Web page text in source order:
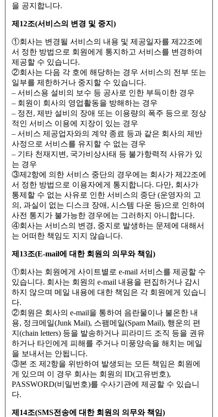
을 공지합니다.
제12조(서비스의 변경 및 중지)
①회사는 변경될 서비스의 내용 및 제공일자를 제22조에
서 정한 방법으로 회원에게 통지하고 서비스를 변경하여
제공할 수 있습니다.
②회사는 다음 각 호에 해당하는 경우 서비스의 전부 또는
일부를 제한하거나 중지할 수 있습니다.
– 서비스용 설비의 보수 등 공사로 인한 부득이한 경우
– 회원이 회사의 영업활동을 방해하는 경우
– 정전, 제반 설비의 장애 또는 이용량의 폭주 등으로 정상
적인 서비스 이용에 지장이 있는 경우
– 서비스 제공업자와의 계약 종료 등과 같은 회사의 제반
사정으로 서비스를 유지할 수 없는 경우
– 기타 천재지변, 국가비상사태 등 불가항력적 사유가 있
는 경우
③제2항에 의한 서비스 중단의 경우에는 회사가 제22조에
서 정한 방법으로 이용자에게 통지합니다. 다만, 회사가
통제할 수 없는 사유로 인한 서비스의 중단 (운영자의 고
의, 과실이 없는 디스크 장애, 시스템 다운 등)으로 인하여
사전 통지가 불가능한 경우에는 그러하지 아니합니다.
④회사는 서비스의 변경, 중지로 발생하는 문제에 대해서
는 어떠한 책임도 지지 않습니다.
제13조(E-mail에 대한 회원의 의무와 책임)
①회사는 회원에게 사이트별로 e-mail 서비스를 제공할 수
있습니다. 회사는 회원의 e-mail 내용을 편집하거나 감시
하지 않으며 메일 내용에 대한 책임은 각 회원에게 있습니
다.
②회원은 회사의 e-mail을 통하여 음란물이나 불온한 내
용, 정크메일(Junk Mail), 스팸메일(Spam Mail), 행운의 편
지(chain letters) 등을 발송하거나 피라미드 조직 등을 권유
하거나 타인에게 피해를 주거나 미풍양속을 해치는 메일
을 보내서는 안됩니다.
③본 조 제2항을 위반하여 발생되는 모든 책임은 회원에
게 있으며 이 경우 회사는 회원의 ID(고유번호),
PASSWORD(비밀번호)를 수사기관에 제공할 수 있습니
다.
제14조(SMS전송에 대한 회원의 의무와 책임)